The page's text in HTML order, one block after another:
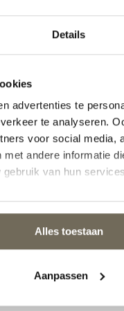
voorwaarden
MHS Media